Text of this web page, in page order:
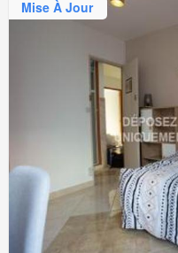
Mise À Jour